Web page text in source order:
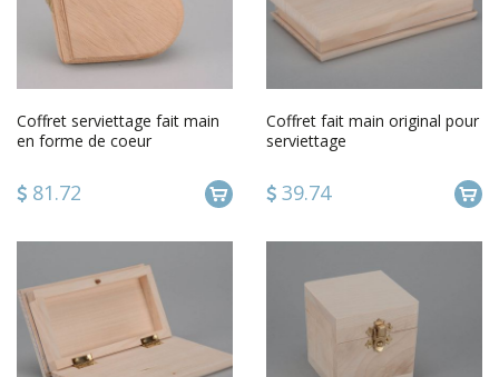
Coffret serviettage fait main
en forme de coeur
81.72
Coffret fait main original pour
serviettage
39.74